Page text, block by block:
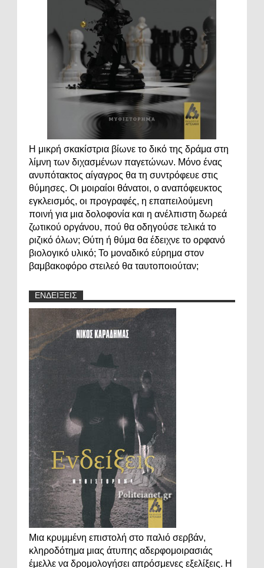
Η μικρή σκακίστρια βίωνε το δικό της δράμα στη
λίμνη των διχασμένων παγετώνων. Μόνο ένας
ανυπότακτος αίγαγρος θα τη συντρόφευε στις
θύμησες. Οι μοιραίοι θάνατοι, ο αναπόφευκτος
εγκλεισμός, οι προγραφές, η επαπειλούμενη
ποινή για μια δολοφονία και η ανέλπιστη δωρεά
ζωτικού οργάνου, πού θα οδηγούσε τελικά το
ριζικό όλων; Θύτη ή θύμα θα έδειχνε το ορφανό
βιολογικό υλικό; Το μοναδικό εύρημα στον
βαμβακοφόρο στειλεό θα ταυτοποιούταν;
ΕΝΔΕΙΞΕΙΣ
Μια κρυμμένη επιστολή στο παλιό σερβάν,
κληροδότημα μιας άτυπης αδερφομοιρασιάς
έμελλε να δρομολογήσει απρόσμενες εξελίξεις. Η